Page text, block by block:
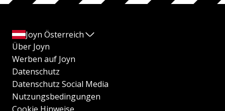
Joyn Österreich
Über Joyn
Werben auf Joyn
Datenschutz
Datenschutz Social Media
Nutzungsbedingungen